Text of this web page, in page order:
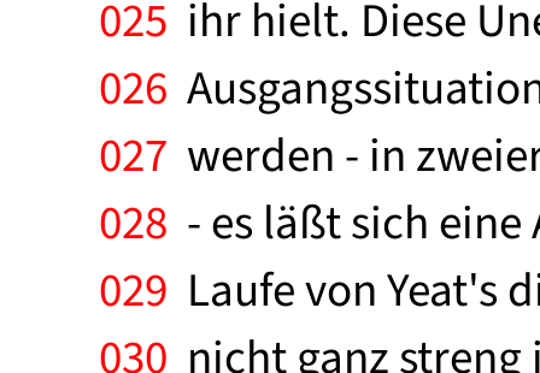
025 ihr hielt. Diese
026
027 werden - in
028 - es läßt sich
029 Laufe von Yeat's
030 nicht ganz